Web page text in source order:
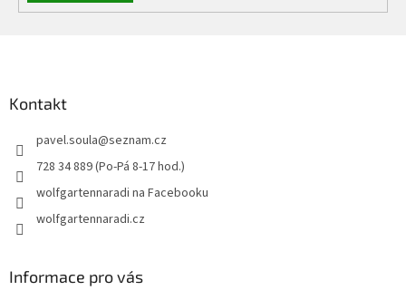
Kontakt
pavel.soula@seznam.cz
728 34 889 (Po-Pá 8-17 hod.)
wolfgartennaradi na Facebooku
wolfgartennaradi.cz
Informace pro vás